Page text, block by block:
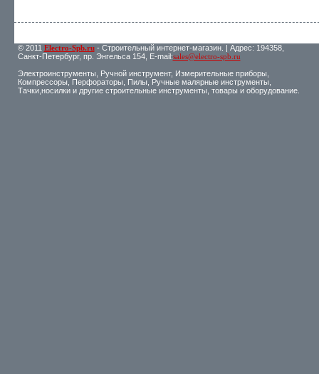
© 2011 Electro-Spb.ru- Строительный интернет-магазин. | Адрес: 194358,
Санкт-Петербург, пр. Энгельса 154, E-mail:sales@electro-spb.ru
Электроинструменты, Ручной инструмент, Измерительные приборы,
Компрессоры, Перфораторы, Пилы, Ручные малярные инструменты,
Тачки,носилки и другие строительные инструменты, товары и оборудование.